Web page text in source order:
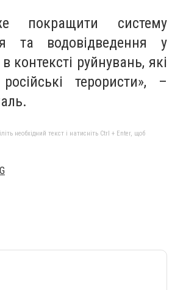
покращити систему
та водовідведення у
контексті руйнувань, які
терористи», –
необхідний текст і натисніть Ctrl + Enter, щоб